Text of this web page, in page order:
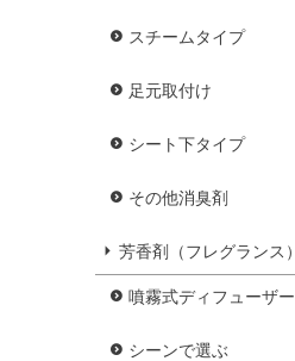
スチームタイプ
足元取付け
シート下タイプ
その他消臭剤
芳香剤（フレグランス）
噴霧式ディフューザー
シーンで選ぶ